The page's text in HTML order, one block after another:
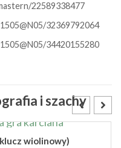
22589338477
32369792064
34420155280
i szachy
wiolinowy)